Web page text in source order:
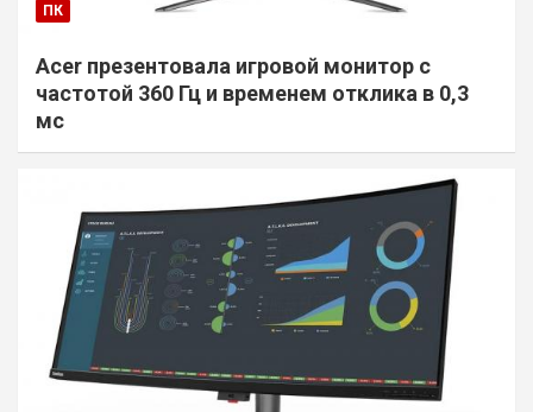
ПК
Acer презентовала игровой монитор с
частотой 360 Гц и временем отклика в 0,3
мс